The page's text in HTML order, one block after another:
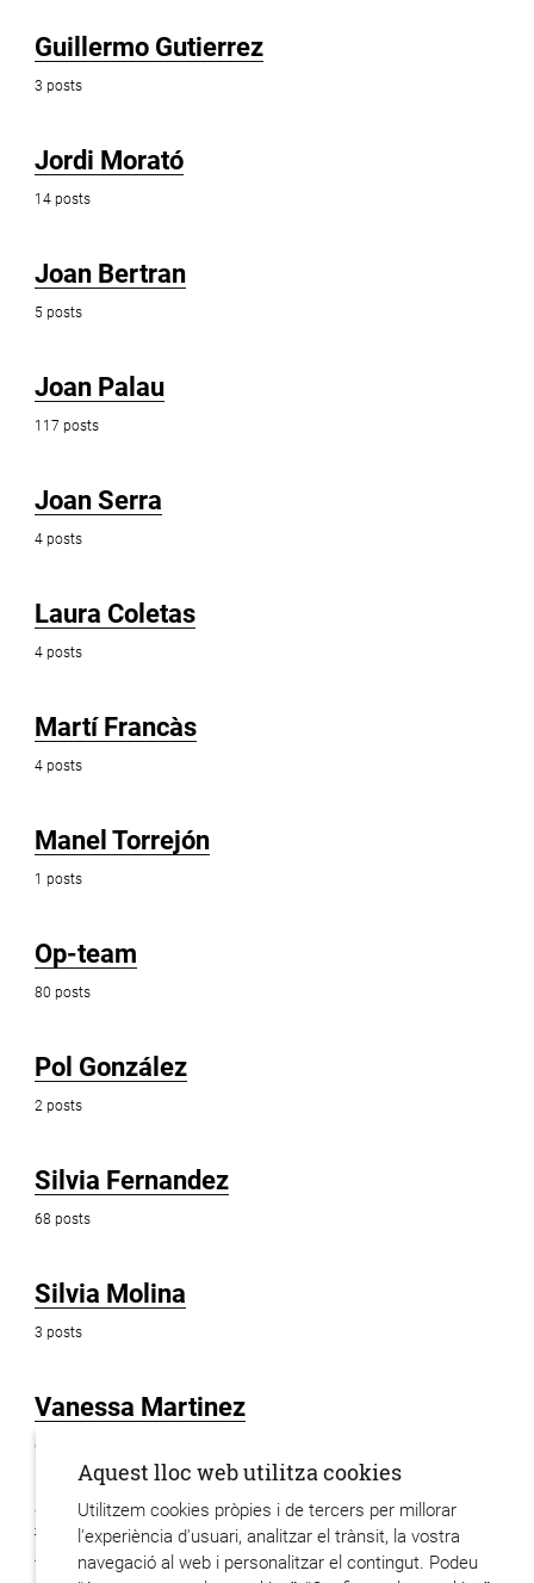
Guillermo Gutierrez
3 posts
Jordi Morató
14 posts
Joan Bertran
5 posts
Joan Palau
117 posts
Joan Serra
4 posts
Laura Coletas
4 posts
Martí Francàs
4 posts
Manel Torrejón
1 posts
Op-team
80 posts
Pol González
2 posts
Silvia Fernandez
68 posts
Silvia Molina
3 posts
Vanessa Martinez
6 posts
Xavier Hervas
48 posts
Aquest lloc web utilitza cookies
Utilitzem cookies pròpies i de tercers per millorar
l'experiència d'usuari, analitzar el trànsit, la vostra
navegació al web i personalitzar el contingut. Podeu